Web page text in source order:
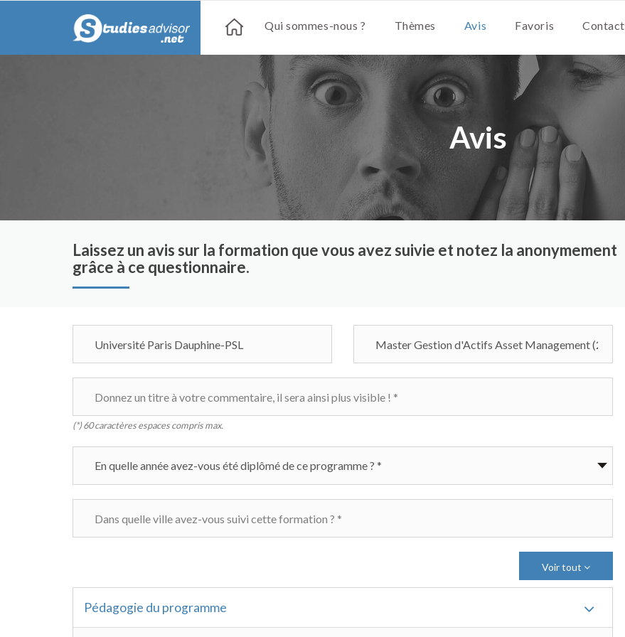
Qui sommes-nous ? Thèmes Avis Favoris Contact
Avis
Laissez un avis sur la formation que vous avez suivie et notez la anonymement
grâce à ce questionnaire.
(*) 60 caractères espaces compris max.
Voir tout
Pédagogie du programme